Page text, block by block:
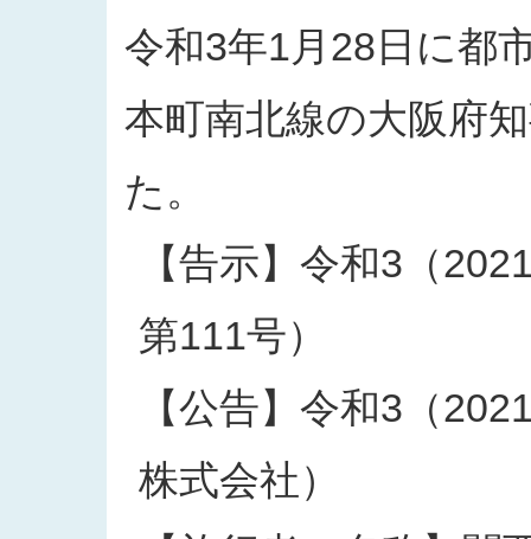
令和3年1月28日に都
本町南北線の大阪府
た。
【告示】令和3（
第111号）
【公告】令和3（
株式会社）